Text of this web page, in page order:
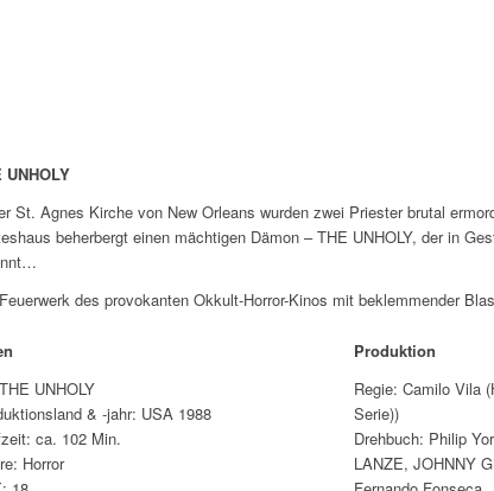
UNHOLY
St. Agnes Kirche von New Orleans wurden zwei Priester brutal
beherbergt einen mächtigen Dämon – THE UNHOLY, der in
des provokanten Okkult-Horror-Kinos mit beklemmender
UNHOLY
& -jahr: USA 1988
ca. 102 Min.
Horror
Produktion
Regie: Camilo Vila
Serie))
Drehbuch: Philip
LANZE, JOHNNY